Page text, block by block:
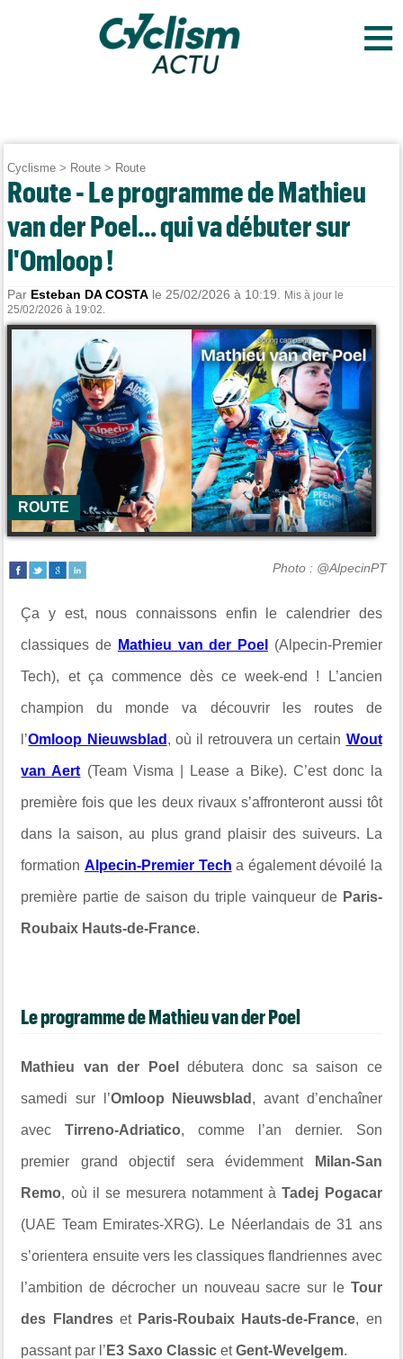
≡
Cyclisme > Route > Route
Route - Le programme de Mathieu
van der Poel... qui va débuter sur
l'Omloop !
Par Esteban DA COSTA le 25/02/2026 à 10:19.
Mis à jour le
25/02/2026 à 19:02.
ROUTE
Photo : @AlpecinPT
Ça y est, nous connaissons enfin le calendrier des
classiques de Mathieu van der Poel (Alpecin-Premier
Tech), et ça commence dès ce week-end ! L’ancien
champion du monde va découvrir les routes de
l’Omloop Nieuwsblad , où il retrouvera un certain Wout
van Aert (Team Visma | Lease a Bike). C’est donc la
première fois que les deux rivaux s’affronteront aussi tôt
dans la saison, au plus grand plaisir des suiveurs. La
formation Alpecin-Premier Tech a également dévoilé la
première partie de saison du triple vainqueur de Paris-
Roubaix Hauts-de-France.
Le programme de Mathieu van der Poel
Mathieu van der Poel débutera donc sa saison ce
samedi sur l’Omloop Nieuwsblad , avant d’enchaîner
avecTirreno-Adriatico, comme l’an dernier. Son
premier grand objectif sera évidemment Milan-San
Remo, où il se mesurera notamment àTadej Pogacar
(UAE Team Emirates-XRG). Le Néerlandais de 31 ans
s’orientera ensuite vers les classiques flandriennes avec
l’ambition de décrocher un nouveau sacre sur le Tour
des Flandreset Paris-Roubaix Hauts-de-France, en
passant par l’ E3 Saxo Classic etGent-Wevelgem.